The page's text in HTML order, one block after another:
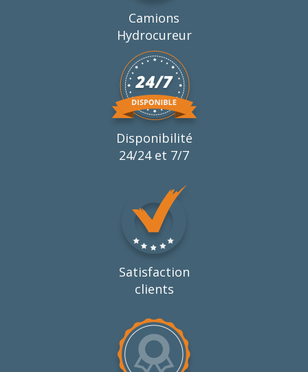
Camions
Hydrocureur
Disponibilité
24/24 et 7/7
Satisfaction
clients